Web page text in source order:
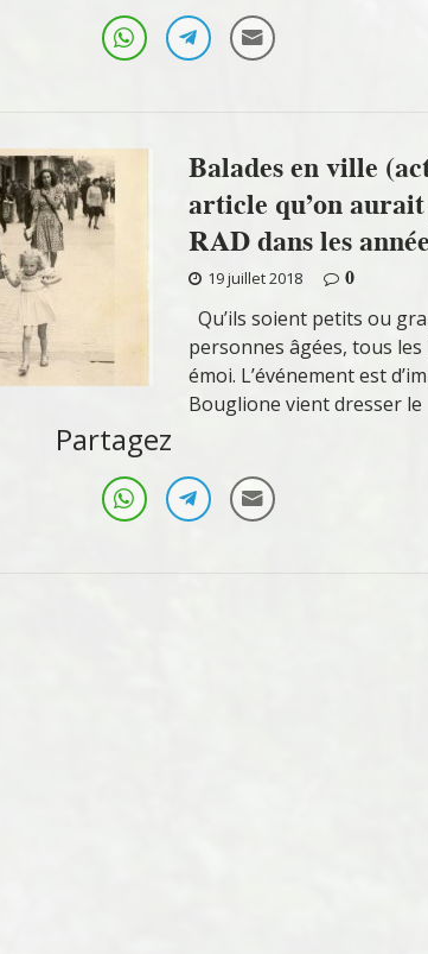
Balades en ville
article qu’on
RAD dans les
19 juillet 2018
0
Qu’ils soient petits ou
personnes âgées, tous
émoi. L’événement est
Bouglione vient dresser le
Partagez